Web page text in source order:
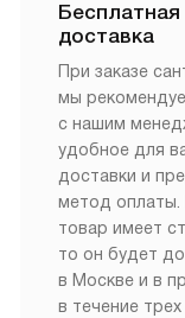
Бесплатная
доставка
При заказе
мы
с нашим
удобное для
доставки и
метод оплаты.
товар имеет
то он будет
в Москве и в
в течение